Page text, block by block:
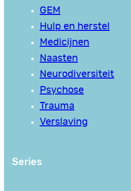
GEM
Hulp en herstel
Medicijnen
Naasten
Neurodiversiteit
Psychose
Trauma
Verslaving
Series